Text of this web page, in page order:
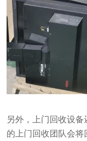
另外，上门回收设
的上门回收团队会